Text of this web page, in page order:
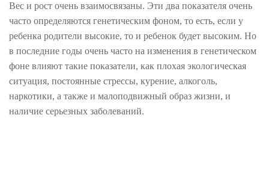
Вес и рост очень взаимосвязаны. Эти два показателя очень
часто определяются генетическим фоном, то есть, если у
ребенка родители высокие, то и ребенок будет высоким. Но
в последние годы очень часто на изменения в генетическом
фоне влияют такие показатели, как плохая экологическая
ситуация, постоянные стрессы, курение, алкоголь,
наркотики, а также и малоподвижный образ жизни, и
наличие серьезных заболеваний.